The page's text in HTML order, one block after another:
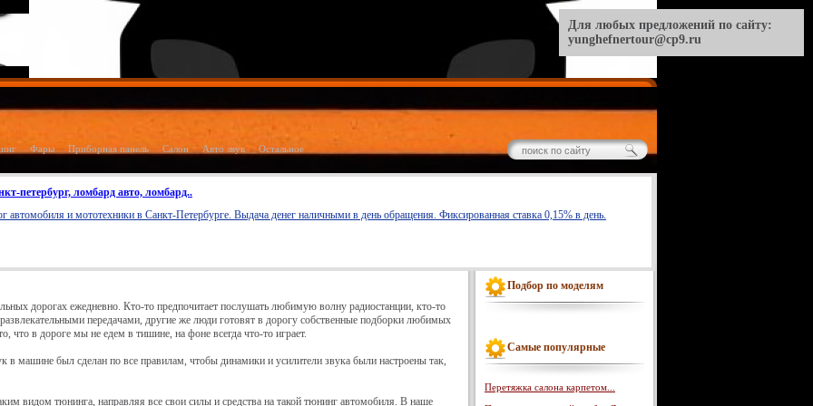
Фары Приборная панель Салон Авто звук Остальное
петербург, ломбард авто, ломбард..
и мототехники в Санкт-Петербурге. Выдача денег наличными в день обращения. Фиксированная ставка 0,15% в день.
дорогах ежедневно. Кто-то предпочитает послушать любимую волну радиостанции, кто-то
передачами, другие же люди готовят в дорогу собственные подборки любимых
что в дороге мы не едем в тишине, на фоне всегда что-то играет.
в машине был сделан по все правилам, чтобы динамики и усилители звука были настроены так,
видом тюнинга, направляя все свои силы и средства на такой тюнинг автомобиля. В наше
Подбор по моделям
Самые популярные
Перетяжка салона карпетом...
Для любых предложений по сайту:
yunghefnertour@cp9.ru